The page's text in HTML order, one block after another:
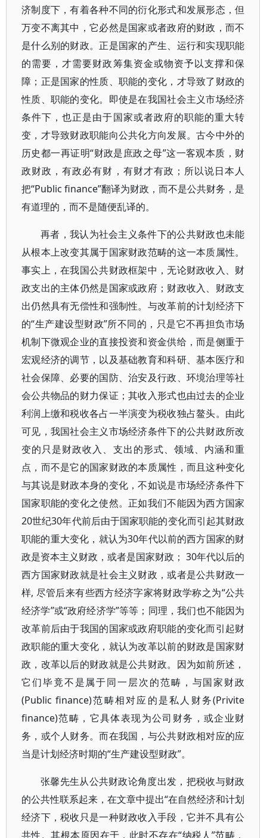
济制度下，有着各种不同的衍化形式和发展形态，但
万变不离其中，它必然是国家或者政府的财政，而不
是什么别的财政。正是国家的产生、运行和实现职能
的需要，才需要财政筹集资金或物资予以支撑和保
障；正是国家的性质、职能的变化，才导致了财政的
性质、职能的变化。即使是在我国社会主义市场经济
条件下，也正是由于国家或者政府的职能的重大转
变，才导致财政职能向公共化方向发展。古今中外的
历史都一再证明“财政是庶政之母”这一客观本质，财
政财政，有政必有财，有财才有政；所以说日本人
把“Public finance”翻译为财政，而不是公共财务，是
有道理的，而不是随便乱译的。
再者，我认为社会主义条件下的公共财政也未能
从根本上改变其属于国家财政范畴的这一本质属性。
事实上，在我国公共财政框架中，无论财政收入、财
政支出的主体仍然是国家或政府；财政收入、财政支
出仍然具有无偿性和强制性。与改革前的计划经济下
的“生产建设型财政”所不同的，只是它不再担负市场
机制下微观企业的直接投资和资金供给，而是侧重于
宏观经济的调节，以及基础教育和科研、基本医疗和
社会保障、必要的国防、治安及行政、环境治理等社
会公共物品的财力保证；其收入形式也由过去的企业
利润上缴和税收各占一半演变为税收独占鳌头。由此
可见，我国社会主义市场经济条件下的公共财政所改
变的只是财政收入、支出的形式、领域、内涵和重
点，而不是它的国家财政的本质属性，而且这种变化
与其说是财政本身的变化，不如说是市场经济条件下
国家职能的变化之使然。正如我们不能因为西方国家
20世纪30年代前后由于国家职能的变化而引起其财政
职能的重大变化，就认为30年代以前的西方国家的财
政是资本主义财政，或者是国家财政； 30年代以后的
西方国家财政就是社会主义财政，或者是公共财政一
样, 尽管后来有些西方经济字家将财政学称之为“公共
经济学”或“政府经济学”等等；同理，我们也不能因为
改革前后由于我国的国家或政府职能的变化而引起财
政职能的重大变化，就认为改革以前的财政是国家财
政，改革以后的财政就是公共财政。因为如前所述，
它们毕竟不是属于同一层次的范畴，与国家财政
(Public finance)范畴相对应的是私人财务(Privite
finance)范畴，它具体表现为公司财务，或企业财
务，或个人财务。而在我国，与公共财政相对应的应
当是计划经济时期的“生产建设型财政”。
张馨先生从公共财政论角度出发，把税收与财政
的公共性联系起来，在文章中提出“在自然经济和计划
经济下，税收只是一种财政收入手段，它并不具有公
共性。其根本原因在于，此时不存在“纳税人”范畴，